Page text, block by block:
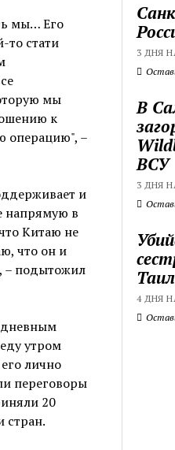
мы… Его
то стати
мы
к
операцию", –
и
напрямую в
Китаю не
что он и
– подытожил
утром
лично
переговоры
20
стран.
3 ДНЯ
В
ВСУ
3 ДНЯ
4 ДНЯ